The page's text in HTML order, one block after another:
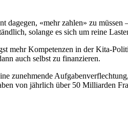
«mehr zahlen» zu müssen
solange es sich um reine
mehr Kompetenzen in der Kita-
auch selbst zu finanzieren.
zunehmende
von jährlich über 50 Milliarden